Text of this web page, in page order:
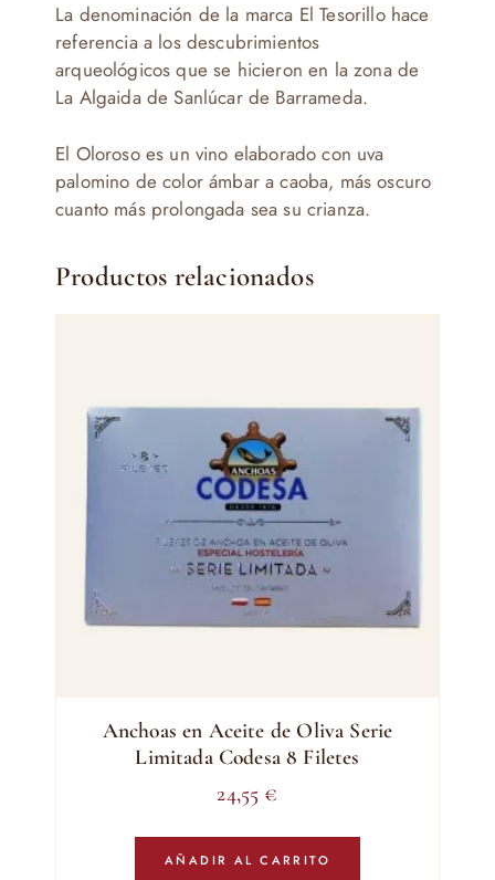
La denominación de la marca El Tesorillo hace
referencia a los descubrimientos
arqueológicos que se hicieron en la zona de
La Algaida de Sanlúcar de Barrameda.
El Oloroso es un vino elaborado con uva
palomino de color ámbar a caoba, más oscuro
cuanto más prolongada sea su crianza.
Productos relacionados
Anchoas en Aceite de Oliva Serie
Limitada Codesa 8 Filetes
24,55 €
AÑADIR AL CARRITO